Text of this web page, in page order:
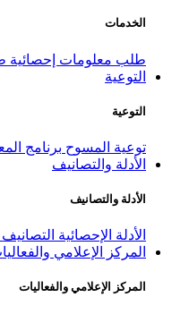
الخدمات
طلب معلومات إحصائية
التوعية
التوعية
توعية المسوح برنامج
الأدلة والتصانيف
الأدلة والتصانيف
الأدلة الإحصائية التصانيف
المركز الإعلامي
المركز الإعلامي والفعاليات